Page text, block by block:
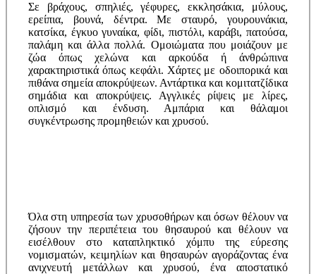
Σε βράχους, σπηλιές, γέφυρες, εκκλησάκια, μύλους,
ερείπια, βουνά, δέντρα. Με σταυρό, γουρουνάκια,
κατσίκα, έγκυο γυναίκα, φίδι, πιστόλι, καράβι, πατούσα,
παλάμη και άλλα πολλά. Ομοιώματα που μοιάζουν με
ζώα όπως χελώνα και αρκούδα ή άνθρώπινα
χαρακτηριστικά όπως κεφάλι. Χάρτες με οδοιπορικά και
πιθάνα σημεία αποκρύψεων. Αντάρτικα και κομιτατζίδικα
σημάδια και αποκρύψεις. Αγγλικές ρίψεις με λίρες,
οπλισμό και ένδυση. Αμπάρια και θάλαμοι
συγκέντρωσης προμηθειών και χρυσού.
Όλα στη υπηρεσία των χρυσοθήρων και όσων θέλουν να
ζήσουν την περιπέτεια του θησαυρού και θέλουν να
εισέλθουν στο καταπληκτικό χόμπυ της εύρεσης
νομισματών, κειμηλίων και θησαυρών αγοράζοντας ένα
ανιχνευτή μετάλλων και χρυσού, ένα αποστατικό